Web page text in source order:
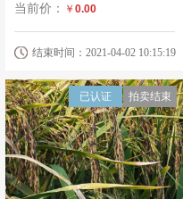
当前价： ￥ 0.00
结束时间：2021-04-02 10:15:19
拍卖结束
已认证